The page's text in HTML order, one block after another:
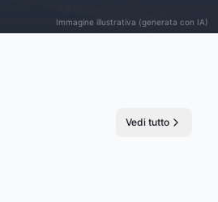
Immagine illustrativa (generata con IA)
Vedi tutto